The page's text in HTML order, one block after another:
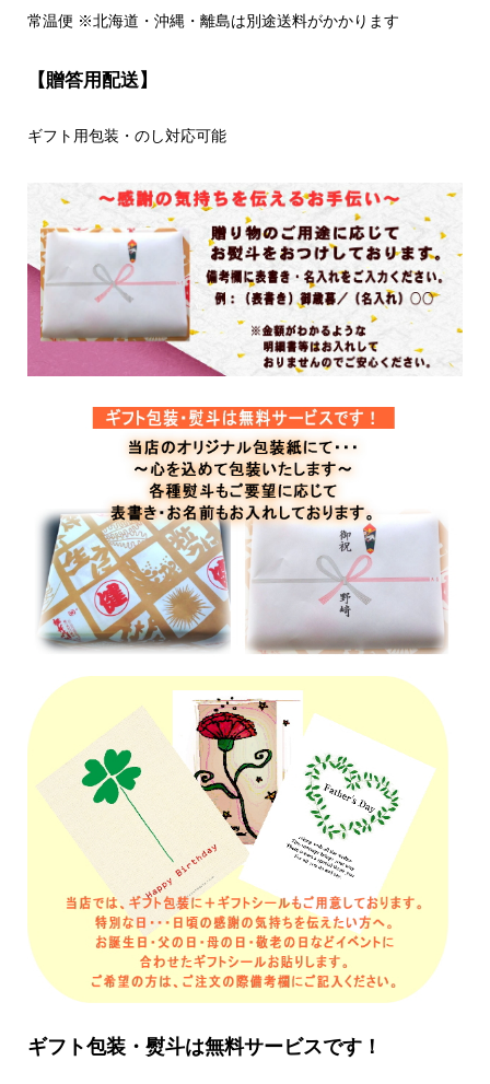
常温便 ※北海道・沖縄・離島は別途送料がかかります
【贈答用配送】
ギフト用包装・のし対応可能
ギフト包装・熨斗は無料サービスです！